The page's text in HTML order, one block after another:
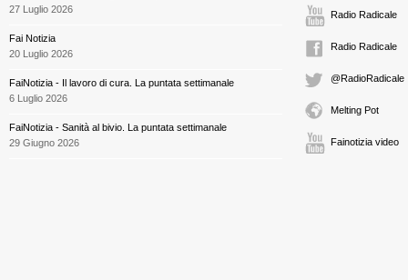
27 Luglio 2026
Fai Notizia
20 Luglio 2026
FaiNotizia - Il lavoro di cura. La puntata settimanale
6 Luglio 2026
FaiNotizia - Sanità al bivio. La puntata settimanale
29 Giugno 2026
Radio Radicale
Radio Radicale
@RadioRadicale
Melting Pot
Fainotizia video